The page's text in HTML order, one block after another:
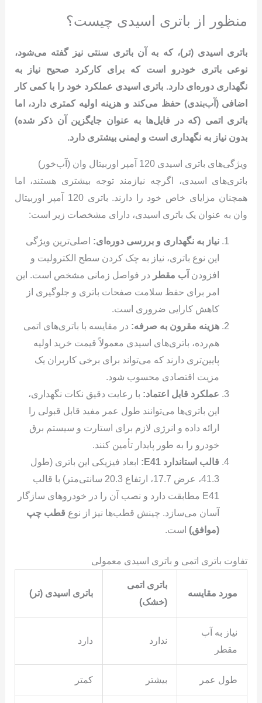
منظور از باتری اسیدی چیست؟
باتری اسیدی (تر)، که به آن باتری سنتی نیز گفته می‌شود،
نوعی باتری خودرو است که برای کارکرد صحیح نیاز به
نگهداری دوره‌ای دارد. باتری اسیدی عملکرد خود را با کمی کار
اضافی (آب‌بندی) حفظ می‌کند و هزینه اولیه کمتری دارد، اما
باتری اتمی (که در فایل‌ها به عنوان جایگزین آن ذکر شده)
بدون نیاز به نگهداری است و ایمنی بیشتری دارد.
ویژگی‌های باتری اسیدی 120 آمپر اوربیتال وان (آب‌خور)
باتری‌های اسیدی، اگرچه نیازمند توجه بیشتری هستند، اما
همچنان مزایای خاص خود را دارند. باتری 120 آمپر اوربیتال
وان به عنوان یک باتری اسیدی، دارای مشخصات زیر است:
نیاز به نگهداری و بررسی دوره‌ای: اصلی‌ترین ویژگی
این نوع باتری، نیاز به چک کردن سطح الکترولیت و
افزودن آب مقطر در فواصل زمانی مشخص است. این
امر برای حفظ سلامت صفحات باتری و جلوگیری از
کاهش کارایی ضروری است.
هزینه مقرون به صرفه: در مقایسه با باتری‌های اتمی
هم‌رده، باتری‌های اسیدی معمولاً قیمت خرید اولیه
پایین‌تری دارند که می‌تواند برای برخی کاربران یک
مزیت اقتصادی محسوب شود.
عملکرد قابل اعتماد: با رعایت دقیق نکات نگهداری،
این باتری‌ها می‌توانند طول عمر مفید قابل قبولی را
ارائه داده و انرژی لازم برای استارت و سیستم برق
خودرو را به طور پایدار تأمین کنند.
قالب استاندارد E41
: ابعاد فیزیکی این باتری (طول
41.3، عرض 17.7، ارتفاع 20.3 سانتی‌متر) با قالب
E41 مطابقت دارد و نصب آن را در خودروهای سازگار
آسان می‌سازد. چینش قطب‌ها نیز از نوع قطب چپ
(موافق)است.
تفاوت باتری اتمی و باتری اسیدی معمولی
مورد مقایسه
باتری اتمی
(خشک)
باتری اسیدی (تر)
نیاز به آب
مقطر
ندارد دارد
طول عمر بیشتر کمتر